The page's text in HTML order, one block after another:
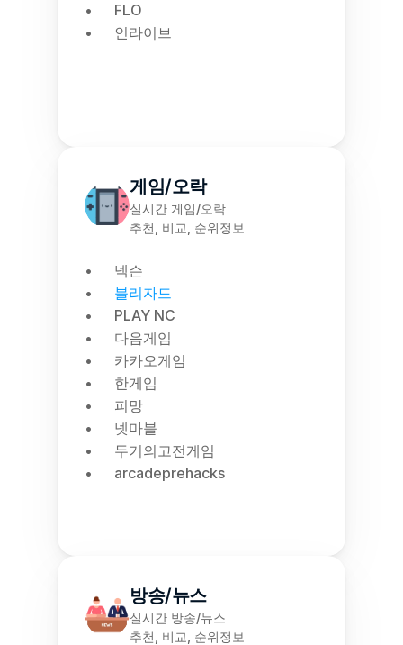
FLO
인라이브
게임/오락
실시간 게임/오락
추천, 비교, 순위정보
넥슨
블리자드
PLAY NC
다음게임
카카오게임
한게임
피망
넷마블
두기의고전게임
arcadeprehacks
방송/뉴스
실시간 방송/뉴스
추천, 비교, 순위정보